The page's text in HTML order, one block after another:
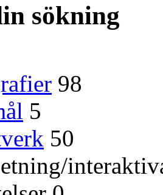
sökning
98
5
50